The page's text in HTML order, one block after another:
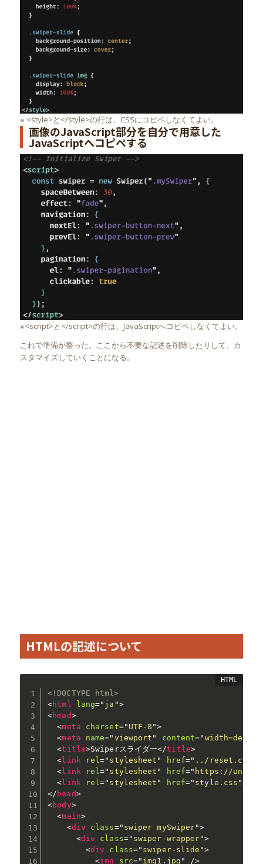
※ <style>と</style>の行は、CSSにコピペしなくてよい。
画像のJavaScript部分を自分で用意した
JavaScriptへコピペする
※<script>と</script>の行は、JavaScriptへコピペしなくてよい。
これで準備が整った。ここから不要な記述を削除したりして、カ
スタマイズしていくことになる。
HTMLの記述について
<!DOCTYPE html>
<html lang=" ja ">
<head>
<meta charset=" UTF-8 ">
<meta name=" viewport " content="
<title>Swiperスライダー</title>
< link rel=" stylesheet " href=" ../reset.css
< link rel=" stylesheet " href=" https://
< link rel=" stylesheet " href=" style.css ">
</ head>
<body>
<main>
<div class=" swiper mySwiper">
<div class=" swiper-wrapper">
<div class=" swiper-slide ">
<img src=" img1.jpg "
/>